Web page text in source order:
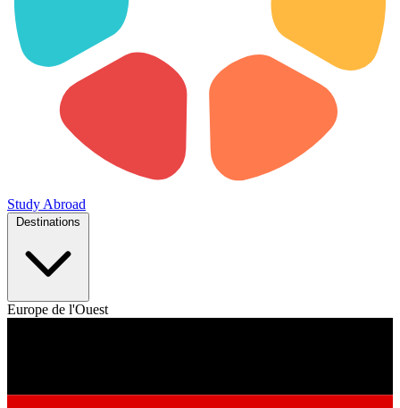
Study Abroad
Europe de l'Ouest